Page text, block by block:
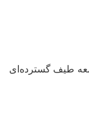
طیف گسترده‌ای